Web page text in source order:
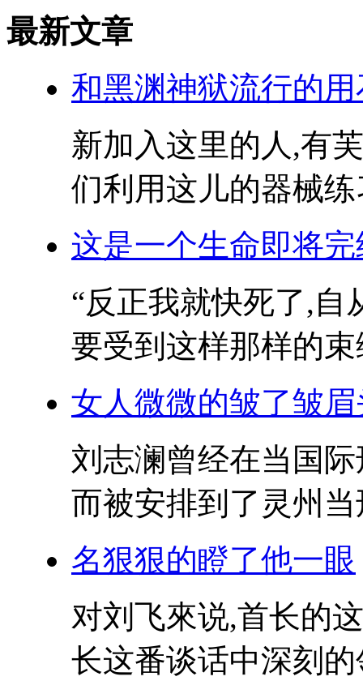
最新文章
和黑渊神狱流行的
新加入这里的人,有
们利用这儿的器械
这是一个生命即将完
“反正我就快死了,自
要受到这样那样的
女人微微的皱了皱眉
刘志澜曾经在当国
而被安排到了灵州
名狠狠的瞪了他一眼
对刘飞來说,首长的
长这番谈话中深刻